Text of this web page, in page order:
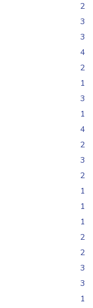
2
3
3
4
2
1
3
1
4
2
3
2
1
1
1
2
2
3
3
1